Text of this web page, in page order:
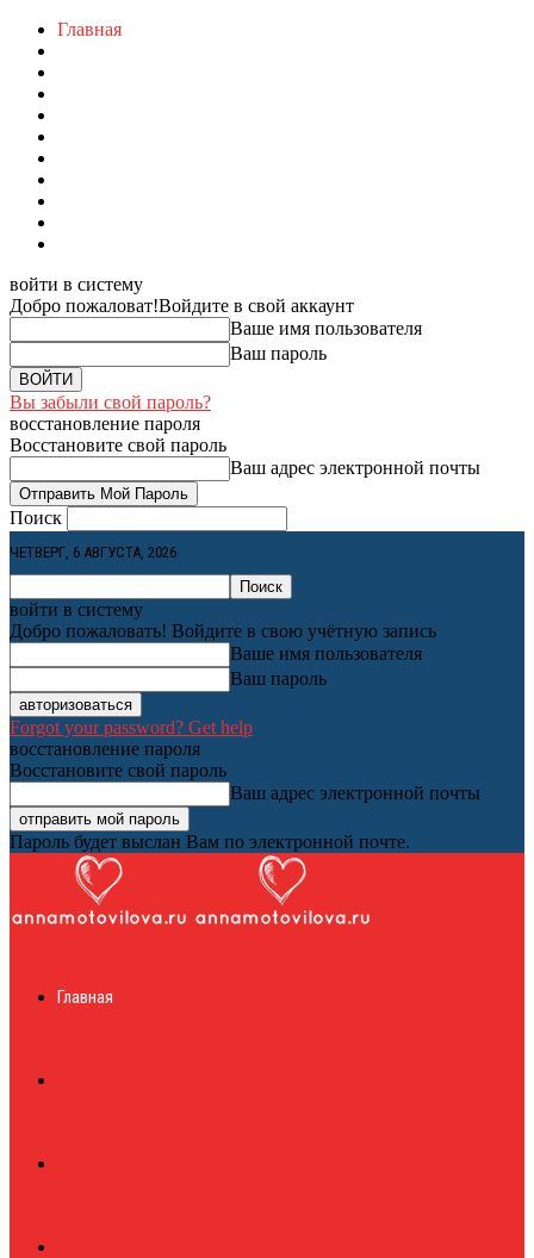
Главная
войти в систему
Добро пожаловат!Войдите в свой аккаунт
Ваше имя пользователя
Ваш пароль
Вы забыли свой пароль?
восстановление пароля
Восстановите свой пароль
Ваш адрес электронной почты
Поиск
ЧЕТВЕРГ, 6 АВГУСТА, 2026
войти в систему
Добро пожаловать! Войдите в свою учётную запись
Ваше имя пользователя
Ваш пароль
Forgot your password? Get help
восстановление пароля
Восстановите свой пароль
Ваш адрес электронной почты
Пароль будет выслан Вам по электронной почте.
журналГлавная